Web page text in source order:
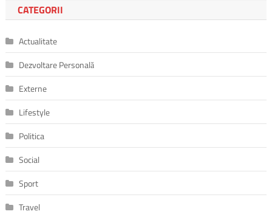
CATEGORII
Actualitate
Dezvoltare Personală
Externe
Lifestyle
Politica
Social
Sport
Travel